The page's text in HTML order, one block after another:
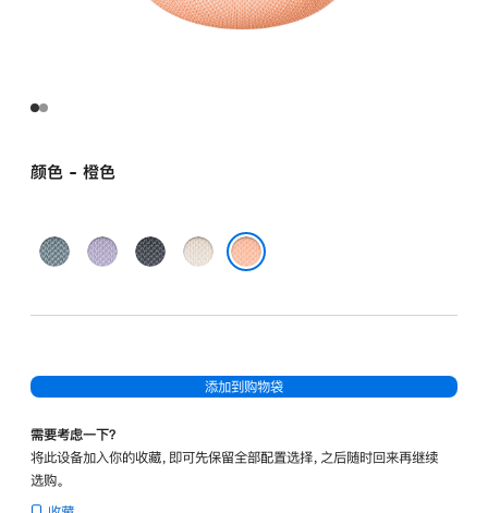
颜色 - 橙色
蓝
紫
午
星
添加到购物袋
需要考虑一下？
将此设备加入你的收藏，即可先保留全部配置选择，之后随时回来再继续
选购。